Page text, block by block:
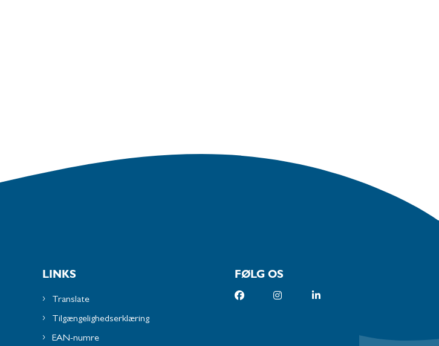
LINKS
Translate
Tilgængelighedserklæring
EAN-numre
FØLG OS